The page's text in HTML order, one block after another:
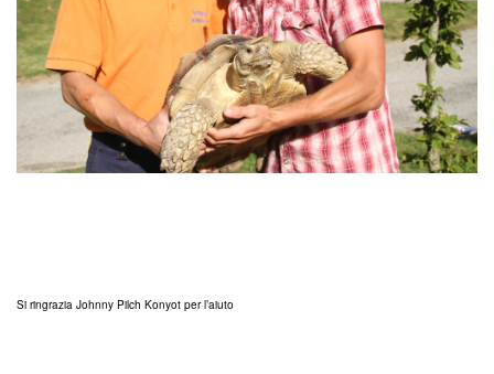
Si ringrazia Johnny Pilch Konyot per l’aiuto